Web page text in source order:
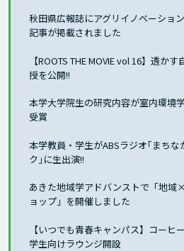
秋田県広報誌にアグリイノベーショ
記事が掲載されました
【ROOTS THE MOVIE vol 16】透か
授を公開!!
本学大学院生の研究内容が室内環境
受賞
本学教員・学生がABSラジオ｢まちな
ク｣に生出演!!
あきた地域学アドバンストで「地
ョップ」を開催しました
【いつでも青春キャンパス】コーヒ
学生向けラウンジ開設